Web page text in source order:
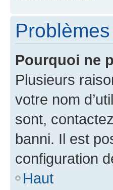
Pourquoi ne
Plusieurs
votre nom
sont,
banni. Il est
configuration
Haut